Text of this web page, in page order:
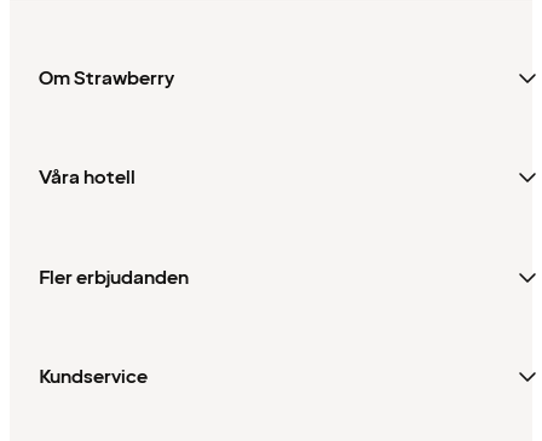
Om Strawberry
Våra hotell
Fler erbjudanden
Kundservice